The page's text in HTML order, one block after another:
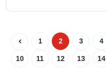
1 2 3 4
10 11 12 13 14